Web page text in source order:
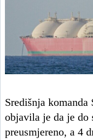
Središnja
objavila je da je do
preusmjereno, a 4